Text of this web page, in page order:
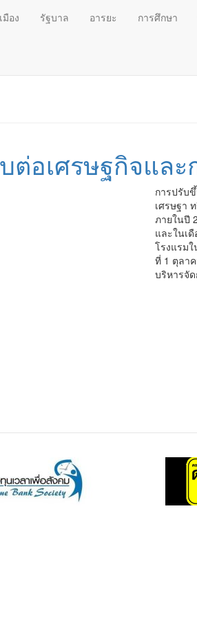
มือง รัฐบาล อารยะ การศึกษา
อเศรษฐกิจและ
การปรับ
เศรษฐา
ภายในปี
และในเ
โรงแรม
ที่ 1 ตุลา
บริหารจั